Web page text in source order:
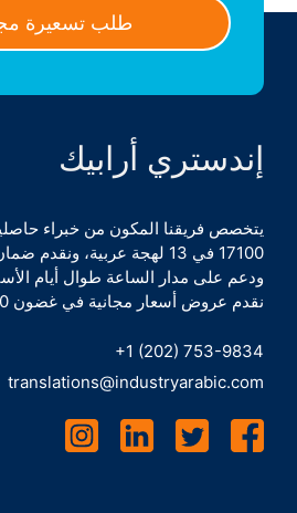
طلب تسعيرة
إندستري أرابيك
ودعم على مدار الساعة طوال أيام
نقدم عروض أسعار مجانية في غضون 20 دقيقة فقط.
+1 (202) 753-9834
translations@industryarabic.com